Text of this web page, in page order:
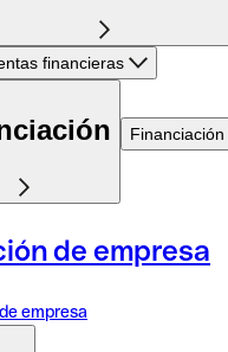
financieras
Financiación
de empresa
empresa